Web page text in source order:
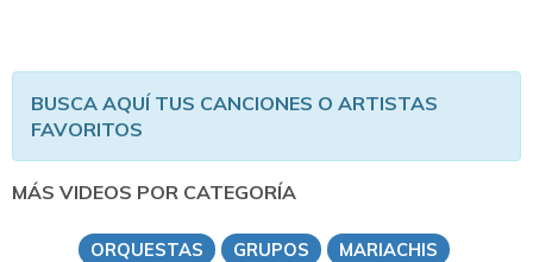
BUSCA AQUÍ TUS CANCIONES O ARTISTAS
FAVORITOS
MÁS VIDEOS POR CATEGORÍA
ORQUESTAS GRUPOS
MARIACHIS